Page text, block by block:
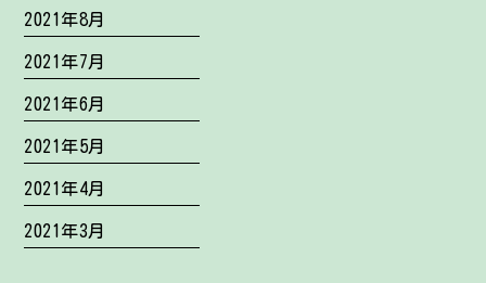
2021年8月
2021年7月
2021年6月
2021年5月
2021年4月
2021年3月